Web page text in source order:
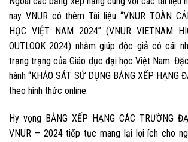
nay VNUR có thêm Tài liệu “VNUR TOÀN
HỌC VIỆT NAM 2024” (VNUR VIETNAM
OUTLOOK 2024) nhằm giúp độc giả có cái
trạng trạng của Giáo dục đại học Việt Nam.
hành “KHẢO SÁT SỬ DỤNG BẢNG XẾP HẠNG
theo hình thức online.
Hy vọng BẢNG XẾP HẠNG CÁC TRƯỜNG
VNUR – 2024 tiếp tục mang lại lợi ích cho